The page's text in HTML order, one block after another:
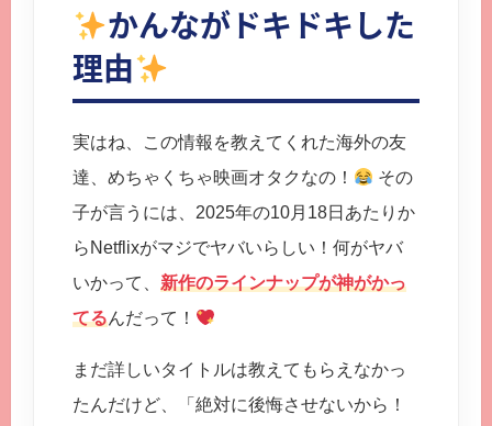
かんながドキドキした
理由
実はね、この情報を教えてくれた海外の友
達、めちゃくちゃ映画オタクなの！
その
子が言うには、2025年の10月18日あたりか
らNetflixがマジでヤバいらしい！何がヤバ
いかって、 新作のラインナップが神がかっ
てるんだって！
まだ詳しいタイトルは教えてもらえなかっ
たんだけど、「絶対に後悔させないから！